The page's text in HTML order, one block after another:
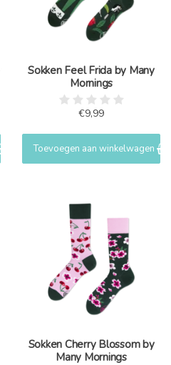
Sokken Feel Frida by Many
Mornings
€9,99
Toevoegen aan winkelwagen
Sokken Cherry Blossom by
Many Mornings